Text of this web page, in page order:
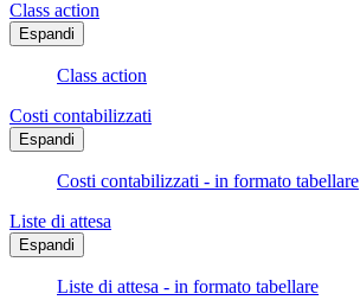
Class action
Espandi
Class action
Costi contabilizzati
Espandi
Costi contabilizzati - in formato tabellare
Liste di attesa
Espandi
Liste di attesa - in formato tabellare